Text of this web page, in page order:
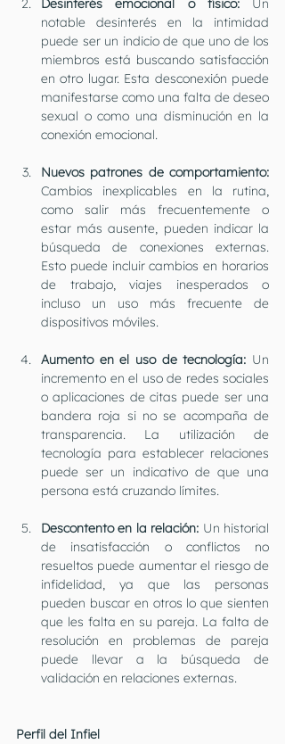
Desinterés emocional o físico: Un
notable desinterés en la intimidad
puede ser un indicio de que uno de los
miembros está buscando satisfacción
en otro lugar. Esta desconexión puede
manifestarse como una falta de deseo
sexual o como una disminución en la
conexión emocional.
Nuevos patrones de comportamiento:
Cambios inexplicables en la rutina,
como salir más frecuentemente o
estar más ausente, pueden indicar la
búsqueda de conexiones externas.
Esto puede incluir cambios en horarios
de trabajo, viajes inesperados o
incluso un uso más frecuente de
dispositivos móviles.
Aumento en el uso de tecnología: Un
incremento en el uso de redes sociales
o aplicaciones de citas puede ser una
bandera roja si no se acompaña de
transparencia. La utilización de
tecnología para establecer relaciones
puede ser un indicativo de que una
persona está cruzando límites.
Descontento en la relación: Un historial
de insatisfacción o conflictos no
resueltos puede aumentar el riesgo de
infidelidad, ya que las personas
pueden buscar en otros lo que sienten
que les falta en su pareja. La falta de
resolución en problemas de pareja
puede llevar a la búsqueda de
validación en relaciones externas.
Perfil del Infiel